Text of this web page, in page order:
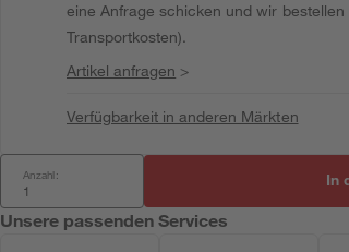
eine Anfrage schicken und wir bestellen
Transportkosten).
Artikel anfragen >
Verfügbarkeit in anderen Märkten
Anzahl: In
Unsere passenden Services